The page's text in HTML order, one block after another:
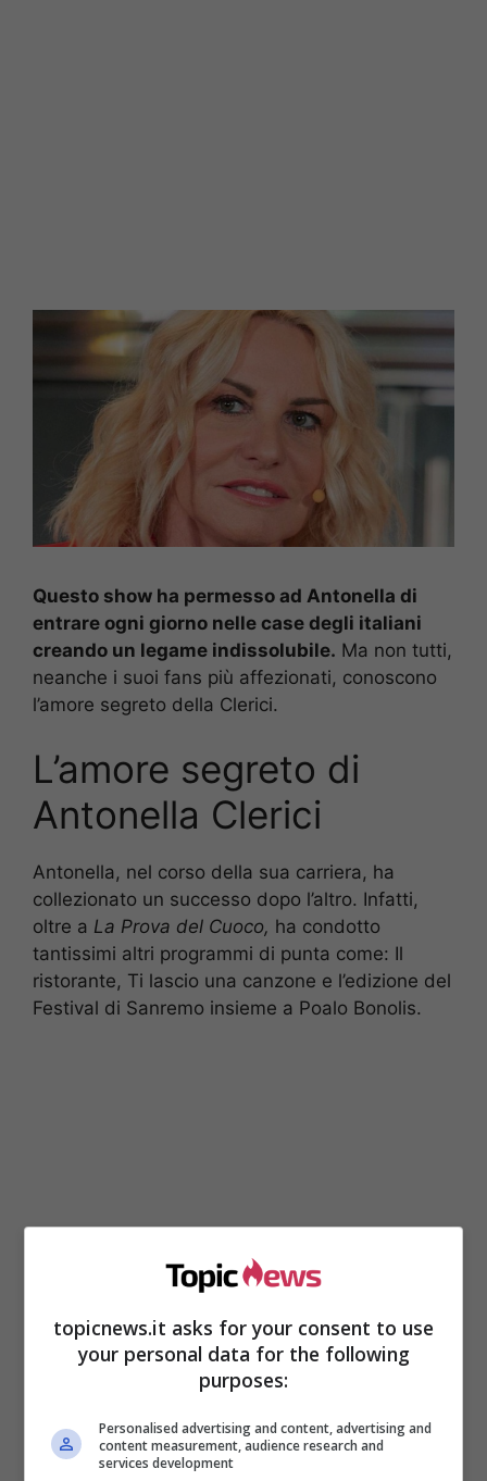
Questo show ha permesso ad Antonella di
entrare ogni giorno nelle case degli italiani
creando un legame indissolubile. Ma non tutti,
neanche i suoi fans più affezionati, conoscono
l’amore segreto della Clerici.
L’amore segreto di
Antonella Clerici
Antonella, nel corso della sua carriera, ha
collezionato un successo dopo l’altro. Infatti,
oltre a La Prova del Cuoco, ha condotto
tantissimi altri programmi di punta come: Il
ristorante, Ti lascio una canzone e l’edizione del
Festival di Sanremo insieme a Poalo Bonolis.
Ora Antonella è al timone su di
The Voice
Senior,
in onda su Rai 1.
Lo show musicale,
molto amato dal pubblico a casa, ha come
giudici Gigi D’Alessio, Loredana Bertè,
Clementino ed Orietta Berti. Non in tanti
topicnews.it asks for your consent to use
your personal data for the following
purposes:
Personalised advertising and content, advertising and
content measurement, audience research and
services development